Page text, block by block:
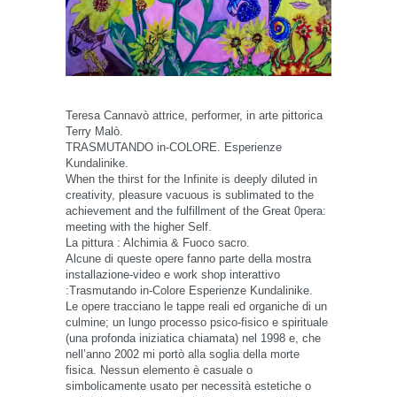
Teresa Cannavò attrice, performer, in arte pittorica
Terry Malò.
TRASMUTANDO in-COLORE. Esperienze
Kundalinike.
When the thirst for the Infinite is deeply diluted in
creativity, pleasure vacuous is sublimated to the
achievement and the fulfillment of the Great 0pera:
meeting with the higher Self.
La pittura : Alchimia & Fuoco sacro.
Alcune di queste opere fanno parte della mostra
installazione-video e work shop interattivo
:Trasmutando in-Colore Esperienze Kundalinike.
Le opere tracciano le tappe reali ed organiche di un
culmine; un lungo processo psico-fisico e spirituale
(una profonda iniziatica chiamata) nel 1998 e, che
nell’anno 2002 mi portò alla soglia della morte
fisica. Nessun elemento è casuale o
simbolicamente usato per necessità estetiche o